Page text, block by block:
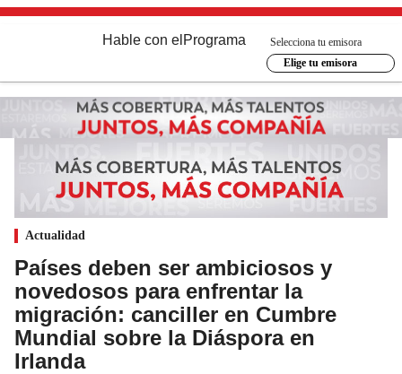
Hable con el Programa
Selecciona tu emisora
Elige tu emisora
Actualidad
Países deben ser ambiciosos y
novedosos para enfrentar la
migración: canciller en Cumbre
Mundial sobre la Diáspora en
Irlanda